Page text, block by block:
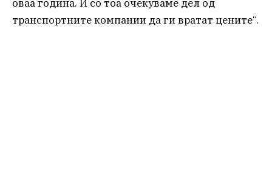
оваа година. И со тоа очекуваме дел од
транспортните компании да ги вратат цените“.